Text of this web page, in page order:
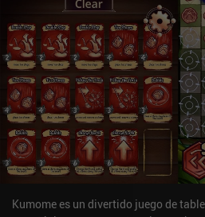
Kumome es un divertido juego de